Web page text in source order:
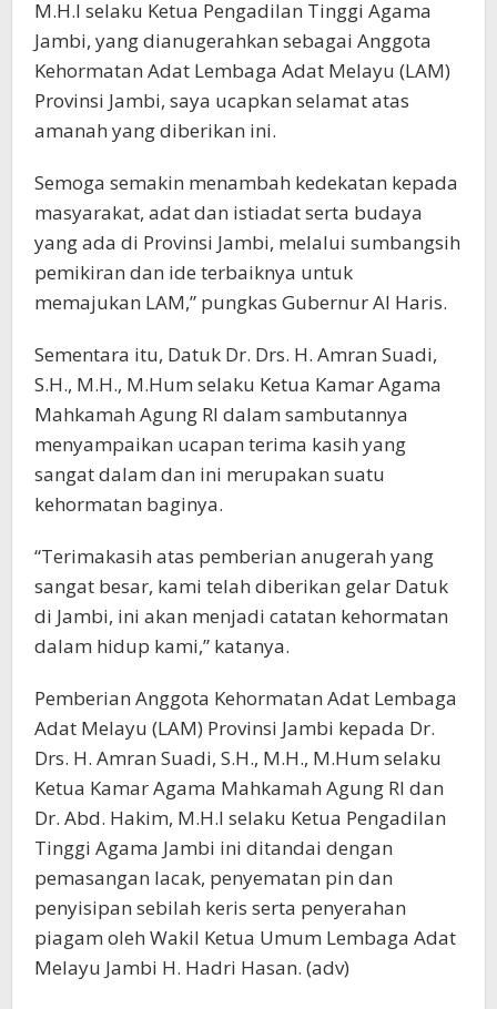
M.H.I selaku Ketua Pengadilan Tinggi Agama
Jambi, yang dianugerahkan sebagai Anggota
Kehormatan Adat Lembaga Adat Melayu (LAM)
Provinsi Jambi, saya ucapkan selamat atas
amanah yang diberikan ini.
Semoga semakin menambah kedekatan kepada
masyarakat, adat dan istiadat serta budaya
yang ada di Provinsi Jambi, melalui sumbangsih
pemikiran dan ide terbaiknya untuk
memajukan LAM,” pungkas Gubernur Al Haris.
Sementara itu, Datuk Dr. Drs. H. Amran Suadi,
S.H., M.H., M.Hum selaku Ketua Kamar Agama
Mahkamah Agung RI dalam sambutannya
menyampaikan ucapan terima kasih yang
sangat dalam dan ini merupakan suatu
kehormatan baginya.
“Terimakasih atas pemberian anugerah yang
sangat besar, kami telah diberikan gelar Datuk
di Jambi, ini akan menjadi catatan kehormatan
dalam hidup kami,” katanya.
Pemberian Anggota Kehormatan Adat Lembaga
Adat Melayu (LAM) Provinsi Jambi kepada Dr.
Drs. H. Amran Suadi, S.H., M.H., M.Hum selaku
Ketua Kamar Agama Mahkamah Agung RI dan
Dr. Abd. Hakim, M.H.I selaku Ketua Pengadilan
Tinggi Agama Jambi ini ditandai dengan
pemasangan lacak, penyematan pin dan
penyisipan sebilah keris serta penyerahan
piagam oleh Wakil Ketua Umum Lembaga Adat
Melayu Jambi H. Hadri Hasan. (adv)